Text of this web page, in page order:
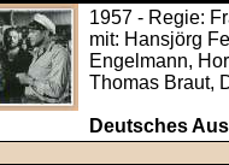
1957 - Regie:
mit: Hansjörg
Engelmann,
Thomas Braut,
Deutsches